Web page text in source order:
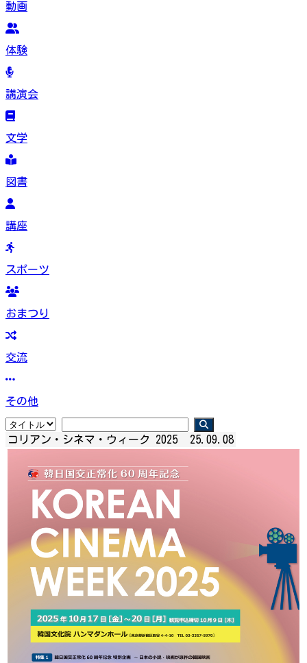
動画
体験
講演会
文学
図書
講座
スポーツ
おまつり
交流
その他
コリアン・シネマ・ウィーク 2025 25.09.08